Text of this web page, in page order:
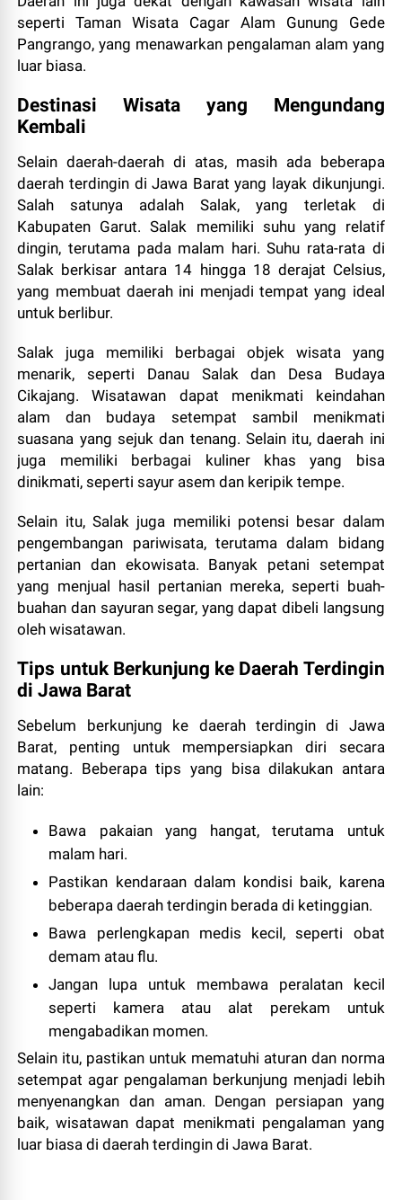
seperti Taman Wisata Cagar Alam Gunung Gede
Pangrango, yang menawarkan pengalaman alam yang
luar biasa.
Destinasi Wisata yang Mengundang
Kembali
Selain daerah-daerah di atas, masih ada beberapa
daerah terdingin di Jawa Barat yang layak dikunjungi.
Salah satunya adalah Salak, yang terletak di
Kabupaten Garut. Salak memiliki suhu yang relatif
dingin, terutama pada malam hari. Suhu rata-rata di
Salak berkisar antara 14 hingga 18 derajat Celsius,
yang membuat daerah ini menjadi tempat yang ideal
untuk berlibur.
Salak juga memiliki berbagai objek wisata yang
menarik, seperti Danau Salak dan Desa Budaya
Cikajang. Wisatawan dapat menikmati keindahan
alam dan budaya setempat sambil menikmati
suasana yang sejuk dan tenang. Selain itu, daerah ini
juga memiliki berbagai kuliner khas yang bisa
dinikmati, seperti sayur asem dan keripik tempe.
Selain itu, Salak juga memiliki potensi besar dalam
pengembangan pariwisata, terutama dalam bidang
pertanian dan ekowisata. Banyak petani setempat
yang menjual hasil pertanian mereka, seperti buah-
buahan dan sayuran segar, yang dapat dibeli langsung
oleh wisatawan.
Tips untuk Berkunjung ke Daerah Terdingin
di Jawa Barat
Sebelum berkunjung ke daerah terdingin di Jawa
Barat, penting untuk mempersiapkan diri secara
matang. Beberapa tips yang bisa dilakukan antara
lain:
Bawa pakaian yang hangat, terutama untuk
malam hari.
Pastikan kendaraan dalam kondisi baik, karena
beberapa daerah terdingin berada di ketinggian.
Bawa perlengkapan medis kecil, seperti obat
demam atau flu.
Jangan lupa untuk membawa peralatan kecil
seperti kamera atau alat perekam untuk
mengabadikan momen.
Selain itu, pastikan untuk mematuhi aturan dan norma
setempat agar pengalaman berkunjung menjadi lebih
menyenangkan dan aman. Dengan persiapan yang
baik, wisatawan dapat menikmati pengalaman yang
luar biasa di daerah terdingin di Jawa Barat.